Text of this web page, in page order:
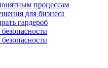
процессам
для бизнеса
гардероб